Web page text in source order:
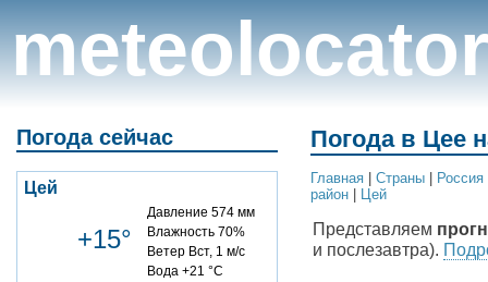
meteolocator
Погода сейчас
Цей
+15°
Давление 574 мм
Влажность 70%
Ветер Вст, 1 м/с
Вода +21 °C
Погода в Цее
Главная Cтраны Россия
район
Цей
Представляем
и послезавтра).